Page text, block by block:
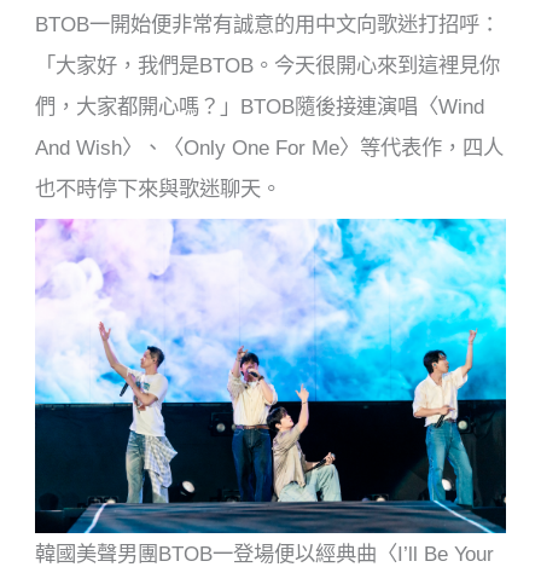
BTOB一開始便非常有誠意的用中文向歌迷打招呼：
「大家好，我們是BTOB。今天很開心來到這裡見你
們，大家都開心嗎？」BTOB隨後接連演唱〈Wind
And Wish〉、〈Only One For Me〉等代表作，四人
也不時停下來與歌迷聊天。
韓國美聲男團BTOB一登場便以經典曲〈I’ll Be Your